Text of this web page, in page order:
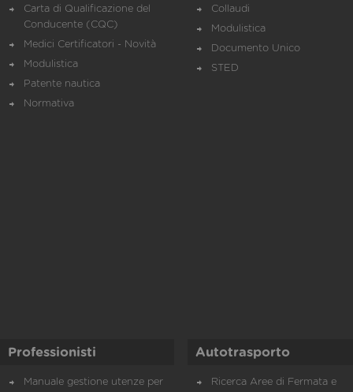
Carta di Qualificazione del
Conducente (CQC)
Medici Certificatori - Novità
Modulistica
Patente nautica
Normativa
Collaudi
Modulistica
Documento Unico
STED
Professionisti
Manuale gestione utenze per
Autotrasporto
Ricerca Aree di Fermata e